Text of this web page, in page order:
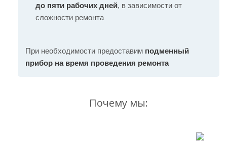
до пяти рабочих дней, в зависимости от
сложности ремонта
При необходимости предоставим подменный
прибор на время проведения ремонта
Почему мы: